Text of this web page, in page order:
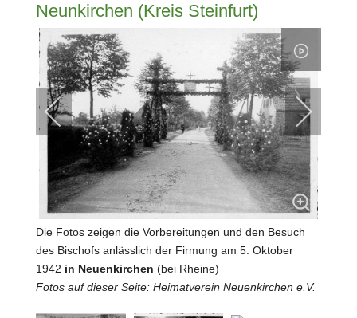
Neunkirchen (Kreis Steinfurt)
Die Fotos zeigen die Vorbereitungen und den Besuch
des Bischofs anlässlich der Firmung am 5. Oktober
1942 in Neuenkirchen(bei Rheine)
Fotos auf dieser Seite:Heimatverein Neuenkirchen e.V.